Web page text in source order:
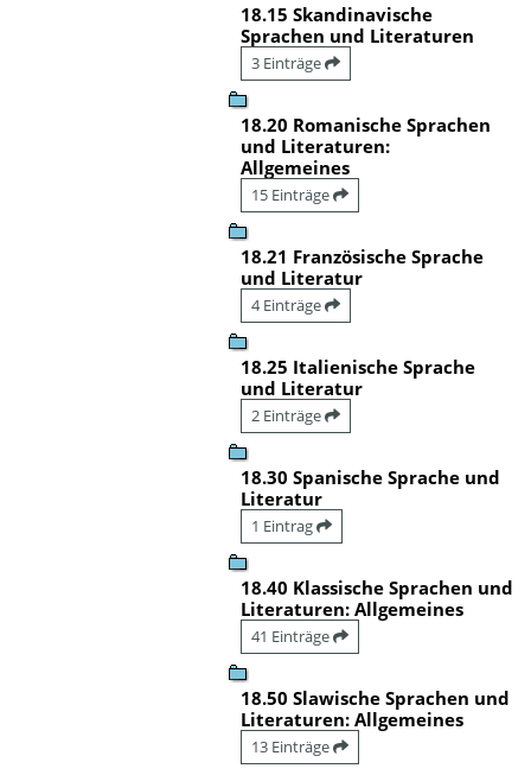
18.15 Skandinavische
Sprachen und Literaturen
3 Einträge
18.20 Romanische Sprachen
und Literaturen:
Allgemeines
15 Einträge
18.21 Französische Sprache
und Literatur
4 Einträge
18.25 Italienische Sprache
und Literatur
2 Einträge
18.30 Spanische Sprache und
Literatur
1 Eintrag
18.40 Klassische Sprachen und
Literaturen: Allgemeines
41 Einträge
18.50 Slawische Sprachen und
Literaturen: Allgemeines
13 Einträge